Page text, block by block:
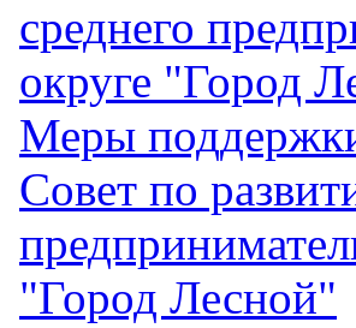
среднего
округе "Город
Меры
Совет по
"Город Лесной"